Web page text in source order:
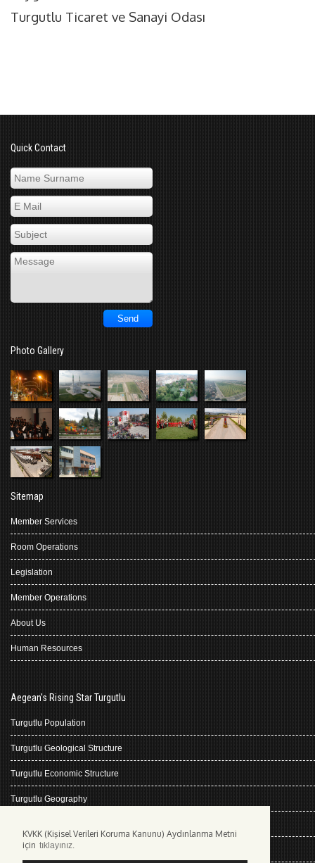
KVKK (Kişisel Verileri Koruma Kanunu) Aydınlanma Metni
için tıklayınız.
Turgutlu Ticaret ve Sanayi Odası
Quick Contact
Photo Gallery
Sitemap
Member Services
Room Operations
Legislation
Member Operations
About Us
Human Resources
Aegean's Rising Star Turgutlu
Turgutlu Population
Turgutlu Geological Structure
Turgutlu Economic Structure
Turgutlu Geography
Climate Turgutlu